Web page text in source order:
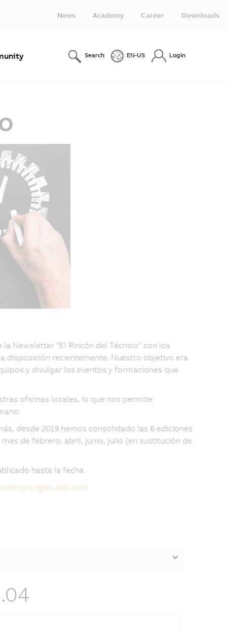
News Academy Career Downloads
Search EN-US Login
Newsletter "El Rincón del Técnico" con los
disposición recientemente. Nuestro objetivo era
y divulgar los eventos y formaciones que
oficinas locales, lo que nos permite
desde 2019 hemos consolidado las 6 ediciones
de febrero, abril, junio, julio (en sustitución de
hasta la fecha.
@es.abb.com